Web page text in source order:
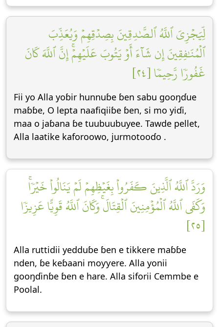
لِّيَجۡزِيَ ٱللَّهُ ٱلصَّٰدِقِينَ بِصِدۡقِهِمۡ وَيُعَذِّبَ
ٱلۡمُنَٰفِقِينَ إِن شَآءَ أَوۡ يَتُوبَ عَلَيۡهِمۡۚ إِنَّ ٱللَّهَ كَانَ
غَفُورٗا رَّحِيمٗا [٢٤]
Fii yo Alla yoɓir hunnuɓe ɓen sabu gooŋɗue
maɓɓe, O lepta naafiqiiɓe ɓen, si mo yiɗi,
maa o jaɓana ɓe tuubuubuyee. Tawde pellet,
Alla laatike kaforoowo, jurmotooɗo .
وَرَدَّ ٱللَّهُ ٱلَّذِينَ كَفَرُواْ بِغَيۡظِهِمۡ لَمۡ يَنَالُواْ خَيۡرٗاۚ
وَكَفَى ٱللَّهُ ٱلۡمُؤۡمِنِينَ ٱلۡقِتَالَۚ وَكَانَ ٱللَّهُ قَوِيًّا عَزِيزٗا
[٢٥]
Alla ruttidii yedduɓe ɓen e tikkere maɓɓe
nden, ɓe keɓaani moƴƴere. Alla yonii
gooŋɗinɓe ɓen e hare. Alla siforii Cemmbe e
Poolal.